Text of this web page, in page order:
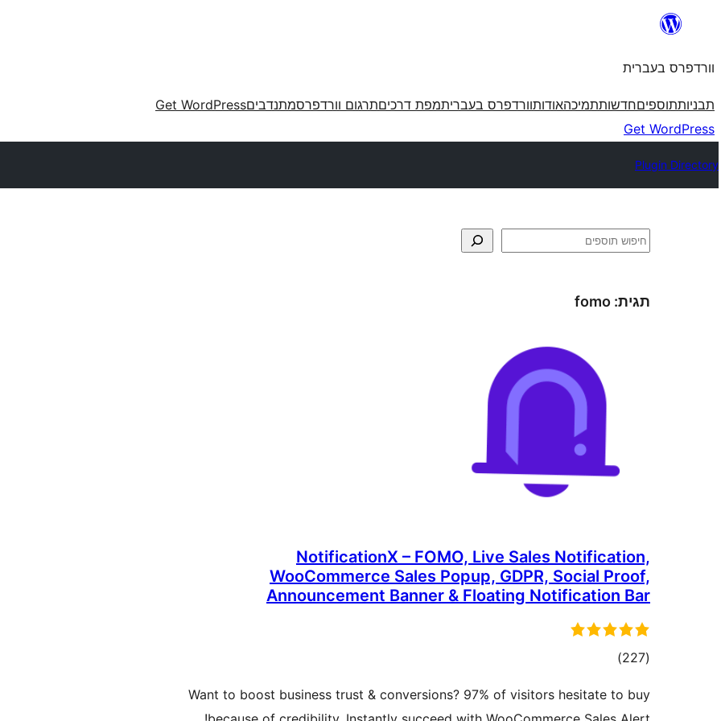
וורדפרס בעברית
תבניותתוספיםחדשותתמיכהאודותוורדפרס בעבריתמפת דרכיםתרגום וורדפרסמתנדביםGet WordPress
Get WordPress
Plugin Directory
חיפוש
תגית: fomo
NotificationX – FOMO, Live Sales Notification,
WooCommerce Sales Popup, GDPR, Social Proof,
Announcement Banner & Floating Notification Bar
(227 דרוגים)
Want to boost business trust & conversions? 97% of visitors hesitate to buy